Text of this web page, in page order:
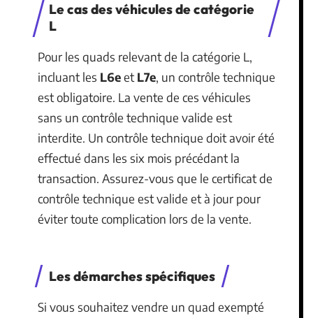
Le cas des véhicules de catégorie
L
Pour les quads relevant de la catégorie L,
incluant les L6eet L7e, un contrôle technique
est obligatoire. La vente de ces véhicules
sans un contrôle technique valide est
interdite. Un contrôle technique doit avoir été
effectué dans les six mois précédant la
transaction. Assurez-vous que le certificat de
contrôle technique est valide et à jour pour
éviter toute complication lors de la vente.
Les démarches spécifiques
Si vous souhaitez vendre un quad exempté